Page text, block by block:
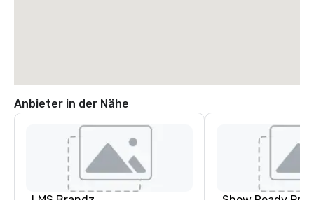
Anbieter in der Nähe